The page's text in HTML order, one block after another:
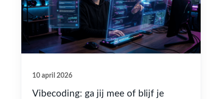
10 april 2026
Vibecoding: ga jij mee of blijf je